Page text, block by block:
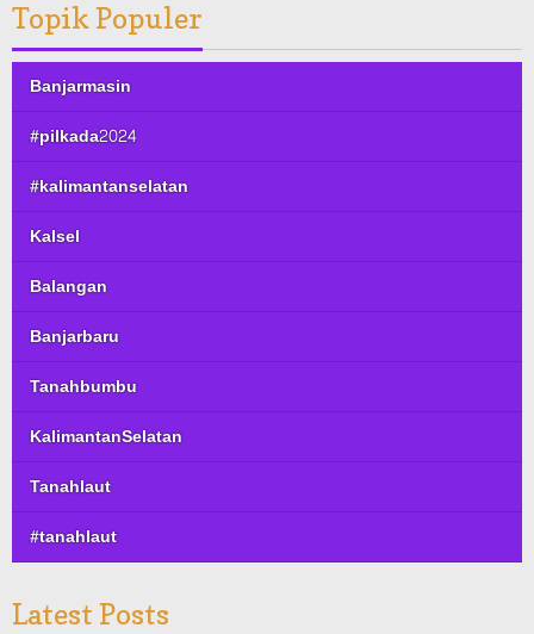
Topik Populer
Banjarmasin
#pilkada2024
#kalimantanselatan
Kalsel
Balangan
Banjarbaru
Tanahbumbu
KalimantanSelatan
Tanahlaut
#tanahlaut
Latest Posts